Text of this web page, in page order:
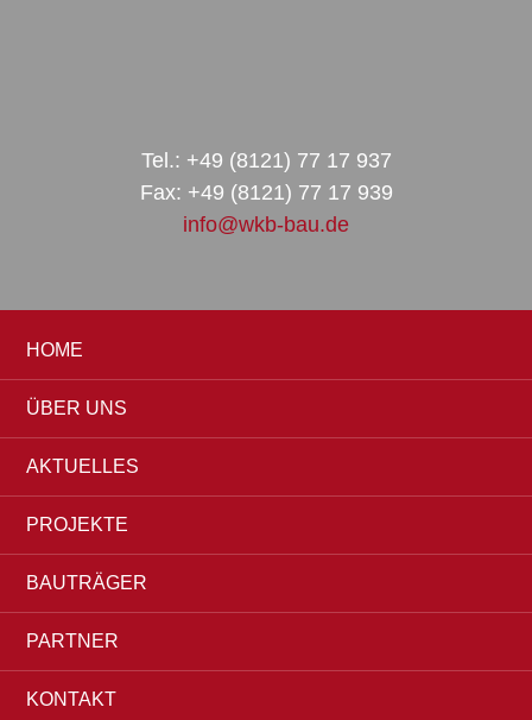
Tel.: +49 (8121) 77 17 937
Fax: +49 (8121) 77 17 939
info@wkb-bau.de
HOME
ÜBER UNS
AKTUELLES
PROJEKTE
BAUTRÄGER
PARTNER
KONTAKT